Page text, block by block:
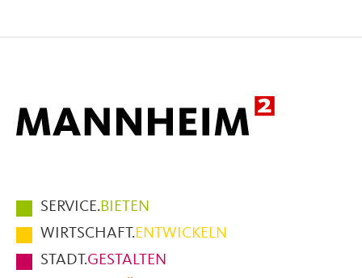
Hauptmenüpunkte
im
Fußbereich
der
SERVICE.BIETEN
WIRTSCHAFT.ENTWICKELN
STADT.GESTALTEN